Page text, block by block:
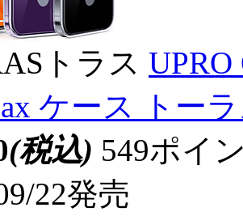
トラス UPRO
ケース トー
(税込) 549ポイ
22発売